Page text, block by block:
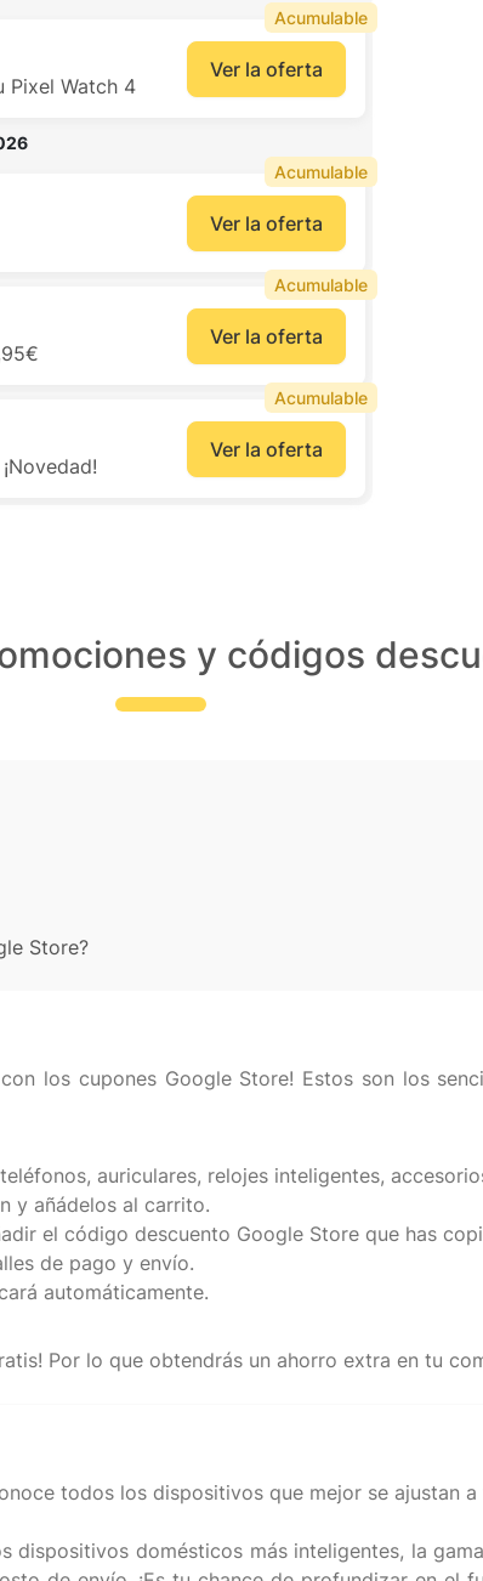
Pixel Watch 4
Ver la oferta
Acumulable
Ver la oferta
Acumulable
Ver la oferta
Acumulable
Ver la oferta
Acumulable
y códigos
Store?
los cupones Google Store! Estos son los
auriculares, relojes inteligentes,
y añádelos al carrito.
el código descuento Google Store que has
de pago y envío.
automáticamente.
todos los dispositivos que mejor se ajustan
dispositivos domésticos más inteligentes, la